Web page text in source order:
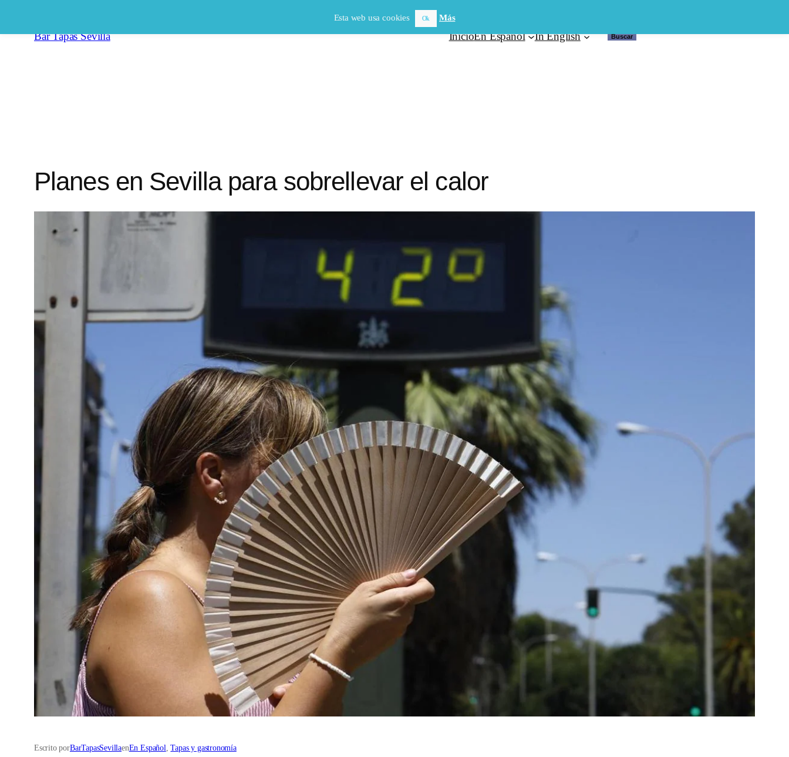
Bar Tapas Sevilla InicioEn Español In English Buscar
Buscar
Planes en Sevilla para sobrellevar el calor
Escrito porBarTapasSevillaenEn Español, Tapas y gastronomía
Esta web usa cookies Ok Más